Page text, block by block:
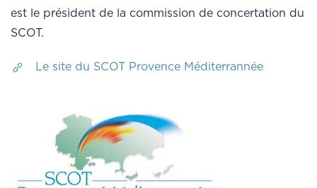
est le président de la commission de concertation du
SCOT.
Le site du SCOT Provence Méditerrannée